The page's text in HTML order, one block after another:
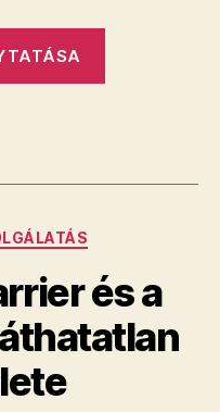
a
alapjai”
és a